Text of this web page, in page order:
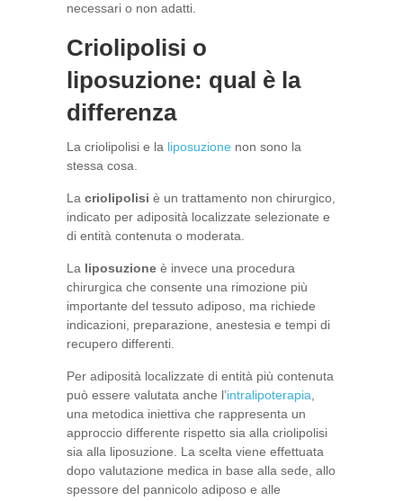
necessari o non adatti.
Criolipolisi o
liposuzione: qual è la
differenza
La criolipolisi e la liposuzione non sono la
stessa cosa.
La criolipolisi è un trattamento non chirurgico,
indicato per adiposità localizzate selezionate e
di entità contenuta o moderata.
La liposuzione è invece una procedura
chirurgica che consente una rimozione più
importante del tessuto adiposo, ma richiede
indicazioni, preparazione, anestesia e tempi di
recupero differenti.
Per adiposità localizzate di entità più contenuta
può essere valutata anche l’intralipoterapia,
una metodica iniettiva che rappresenta un
approccio differente rispetto sia alla criolipolisi
sia alla liposuzione. La scelta viene effettuata
dopo valutazione medica in base alla sede, allo
spessore del pannicolo adiposo e alle